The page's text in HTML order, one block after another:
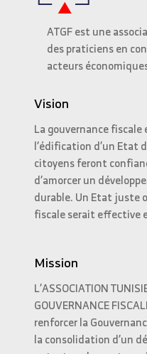
ATGF est une
des praticiens en
acteurs
Vision
La gouvernance
l’édification d’un Etat
citoyens feront
d’amorcer un
durable. Un Etat juste
fiscale serait effective
Mission
L’ASSOCIATION
GOUVERNANCE
renforcer la
la consolidation d’un